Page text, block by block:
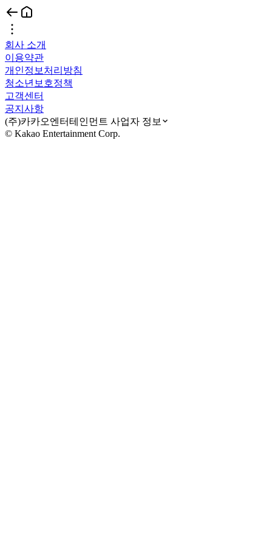
회사 소개
이용약관
개인정보처리방침
청소년보호정책
고객센터
공지사항
(주)카카오엔터테인먼트 사업자 정보
© Kakao Entertainment Corp.